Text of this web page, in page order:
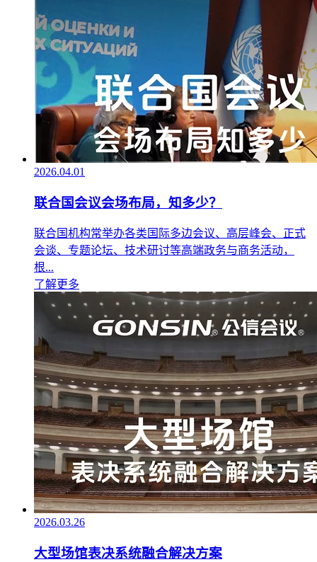
2026.04.01
联合国会议会场布局，知多少？
联合国机构常举办各类国际多边会议、高层峰会、正式
会谈、专题论坛、技术研讨等高端政务与商务活动，
根...
了解更多
2026.03.26
大型场馆表决系统融合解决方案